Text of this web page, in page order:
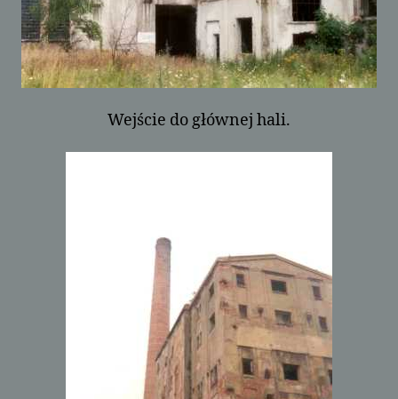
Wejście do głównej hali.